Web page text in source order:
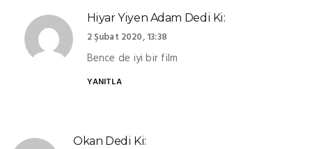
Hiyar Yiyen Adam Dedi Ki:
2 Şubat 2020, 13:38
Bence de iyi bir film
YANITLA
Okan Dedi Ki: